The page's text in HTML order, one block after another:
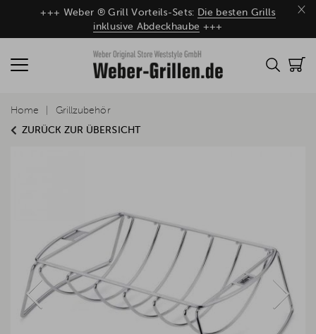
×
+++ Weber ® Grill Vorteils-Sets: Die besten Grills
inklusive Abdeckhaube +++
ZURÜCK ZUR ÜBERSICHT
Home Grillzubehör